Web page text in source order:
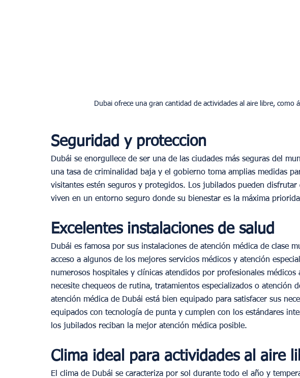
Seguridad y proteccion
Dubái se enorgullece de ser una de las ciudades más seguras del
una tasa de criminalidad baja y el gobierno toma amplias medidas
visitantes estén seguros y protegidos. Los jubilados pueden
viven en un entorno seguro donde su bienestar es la máxima
Excelentes instalaciones de salud
Dubái es famosa por sus instalaciones de atención médica de clase
acceso a algunos de los mejores servicios médicos y atención
numerosos hospitales y clínicas atendidos por profesionales médicos
necesite chequeos de rutina, tratamientos especializados o atención
atención médica de Dubái está bien equipado para satisfacer sus
equipados con tecnología de punta y cumplen con los estándares
los jubilados reciban la mejor atención médica posible.
Clima ideal para actividades al aire
El clima de Dubái se caracteriza por sol durante todo el año y